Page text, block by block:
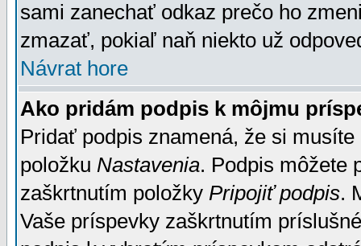
sami zanechať odkaz prečo ho
zmazať, pokiaľ naň niekto už
Návrat hore
Ako pridám podpis k môjmu
Pridať podpis znamená, že si
položku Nastavenia. Podpis môžete
zaškrtnutím položky Pripojiť podpis.
Vaše príspevky zaškrtnutím